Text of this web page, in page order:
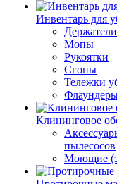
Инвентарь для
Мопы
Рукоятки
Сгоны
Тележки
Клининговое
пылесосов
Моющие